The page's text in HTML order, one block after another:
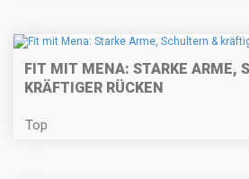
FIT MIT MENA: STARKE ARME,
KRÄFTIGER RÜCKEN
Top